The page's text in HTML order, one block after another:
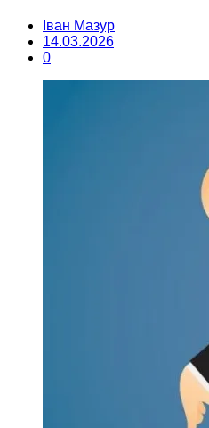
Іван Мазур
14.03.2026
0